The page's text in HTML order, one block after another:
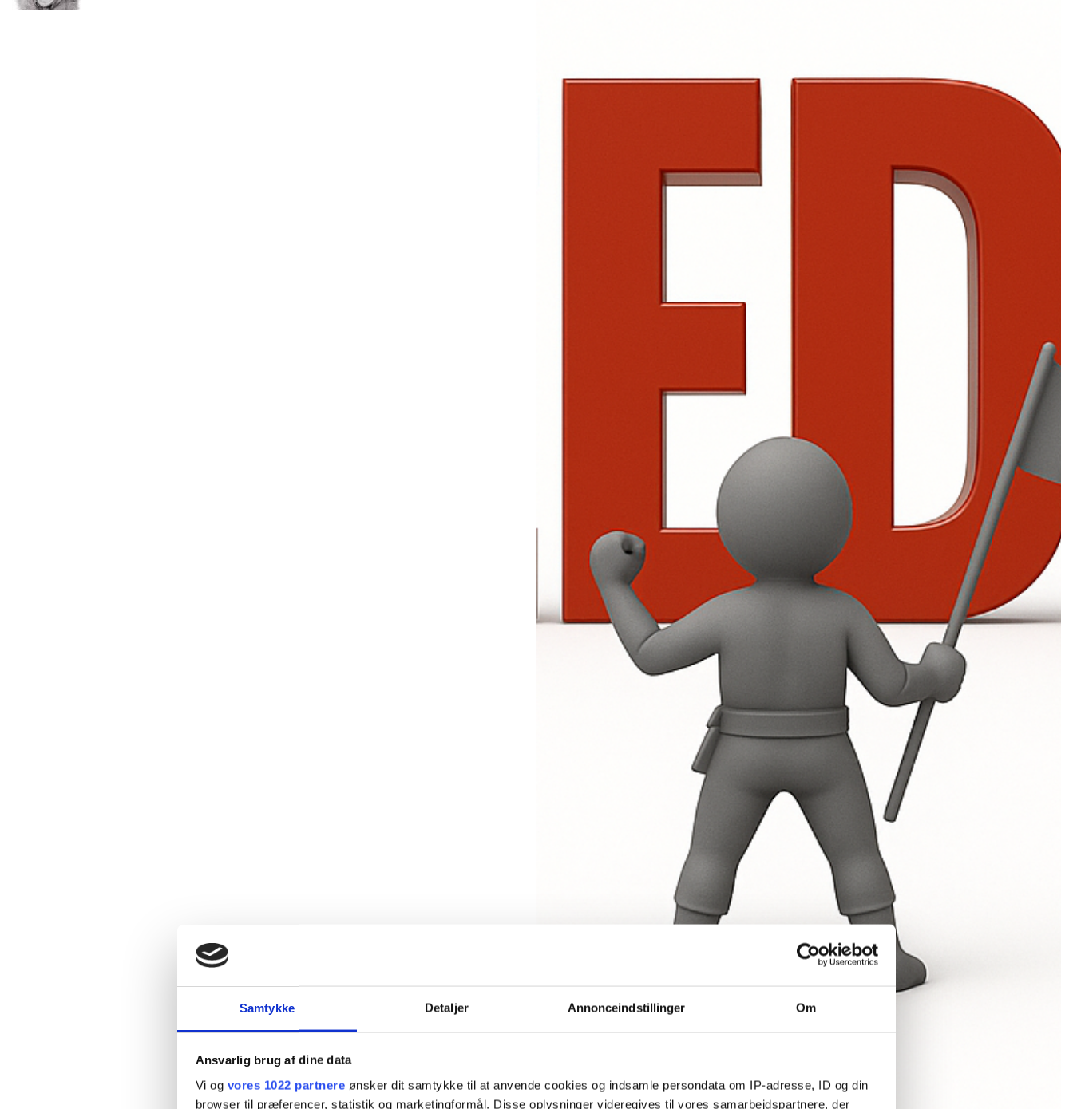
Samtykke Detaljer Annonceindstillinger Om
Ansvarlig brug af dine data
Vi og vores 1022 partnere ønsker dit samtykke til at anvende cookies og indsamle persondata om IP-adresse, ID og din
browser til præferencer, statistik og marketingformål. Disse oplysninger videregives til vores samarbejdspartnere, der